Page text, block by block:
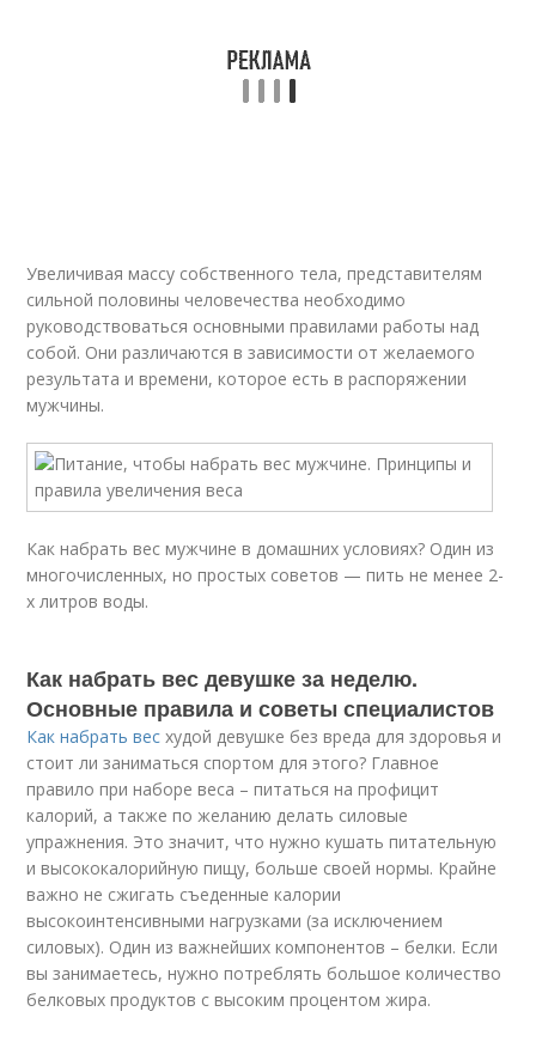
Увеличивая массу собственного тела, представителям
сильной половины человечества необходимо
руководствоваться основными правилами работы над
собой. Они различаются в зависимости от желаемого
результата и времени, которое есть в распоряжении
мужчины.
Как набрать вес мужчине в домашних условиях? Один из
многочисленных, но простых советов — пить не менее 2-
х литров воды.
Как набрать вес девушке за неделю.
Основные правила и советы специалистов
Как набрать вес худой девушке без вреда для здоровья и
стоит ли заниматься спортом для этого? Главное
правило при наборе веса – питаться на профицит
калорий, а также по желанию делать силовые
упражнения. Это значит, что нужно кушать питательную
и высококалорийную пищу, больше своей нормы. Крайне
важно не сжигать съеденные калории
высокоинтенсивными нагрузками (за исключением
силовых). Один из важнейших компонентов – белки. Если
вы занимаетесь, нужно потреблять большое количество
белковых продуктов с высоким процентом жира.